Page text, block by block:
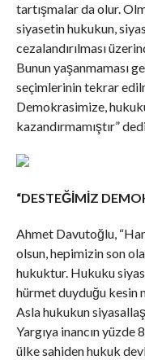
tartışmalar da olur.
siyasetin hukukun,
cezalandırılması
Bunun yaşanmaması
seçimlerinin tekrar
Demokrasimize,
kazandırmamıştır”
“DESTEĞİMİZ
Ahmet Davutoğlu,
olsun, hepimizin son
hukuktur. Hukuku
hürmet duyduğu kesin
Asla hukukun
Yargıya inancın
ülke sahiden hukuk